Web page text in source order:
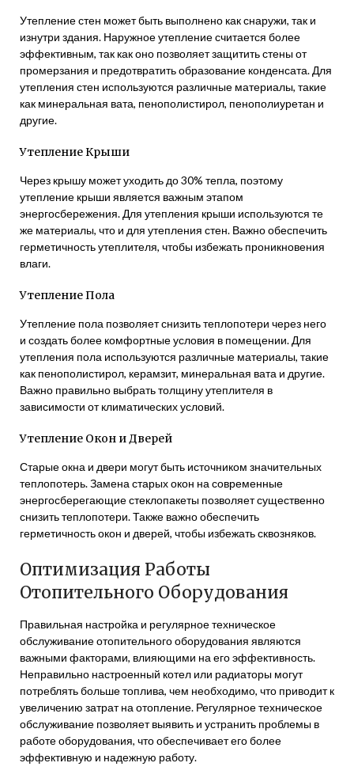
Утепление стен может быть выполнено как снаружи, так и
изнутри здания. Наружное утепление считается более
эффективным, так как оно позволяет защитить стены от
промерзания и предотвратить образование конденсата. Для
утепления стен используются различные материалы, такие
как минеральная вата, пенополистирол, пенополиуретан и
другие.
Утепление Крыши
Через крышу может уходить до 30% тепла, поэтому
утепление крыши является важным этапом
энергосбережения. Для утепления крыши используются те
же материалы, что и для утепления стен. Важно обеспечить
герметичность утеплителя, чтобы избежать проникновения
влаги.
Утепление Пола
Утепление пола позволяет снизить теплопотери через него
и создать более комфортные условия в помещении. Для
утепления пола используются различные материалы, такие
как пенополистирол, керамзит, минеральная вата и другие.
Важно правильно выбрать толщину утеплителя в
зависимости от климатических условий.
Утепление Окон и Дверей
Старые окна и двери могут быть источником значительных
теплопотерь. Замена старых окон на современные
энергосберегающие стеклопакеты позволяет существенно
снизить теплопотери. Также важно обеспечить
герметичность окон и дверей, чтобы избежать сквозняков.
Оптимизация Работы
Отопительного Оборудования
Правильная настройка и регулярное техническое
обслуживание отопительного оборудования являются
важными факторами, влияющими на его эффективность.
Неправильно настроенный котел или радиаторы могут
потреблять больше топлива, чем необходимо, что приводит к
увеличению затрат на отопление. Регулярное техническое
обслуживание позволяет выявить и устранить проблемы в
работе оборудования, что обеспечивает его более
эффективную и надежную работу.